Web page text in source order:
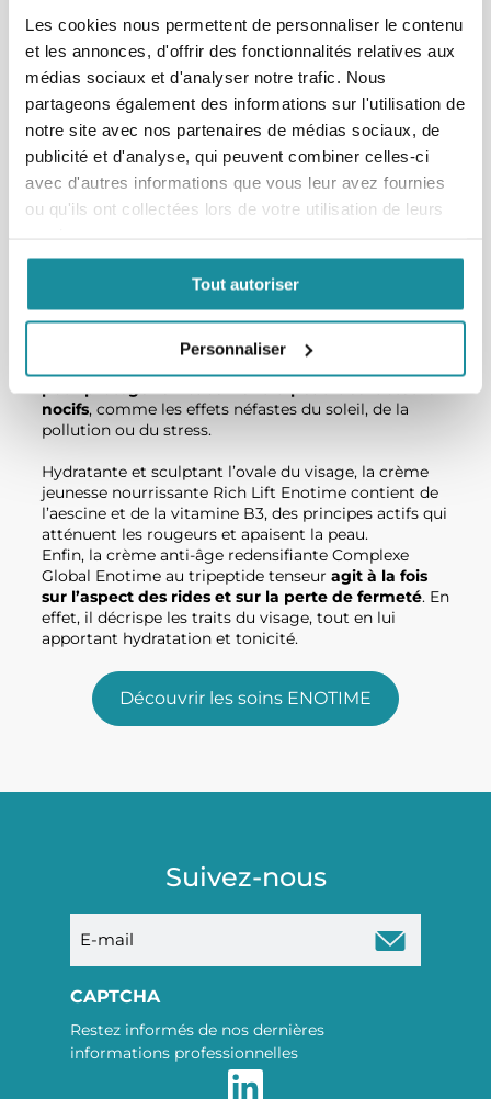
Les cookies nous permettent de personnaliser le contenu
et les annonces, d'offrir des fonctionnalités relatives aux
médias sociaux et d'analyser notre trafic. Nous
partageons également des informations sur l'utilisation de
notre site avec nos partenaires de médias sociaux, de
publicité et d'analyse, qui peuvent combiner celles-ci
avec d'autres informations que vous leur avez fournies
ou qu'ils ont collectées lors de votre utilisation de leurs
Tout autoriser
Personnaliser
plus tonique, tout en comblant les ridules.
Des soins ciblés à
l’efficacité visible
Grâce à sa formule au rétinol et aux céramides, le
sérum Star jeunesse revitalisant Enotime corrige les
réduisant les tâches pigmentaires, le sérum Star
redonne de l’éclat au teint tout en lui apportant de
l’hydratation.
Pour les peaux matures et fragiles, le sérum jeunesse
nocifs, comme les effets néfastes du soleil, de la
pollution ou du stress.
Hydratante et sculptant l’ovale du visage, la crème
jeunesse nourrissante Rich Lift Enotime contient de
l’aescine et de la vitamine B3, des principes actifs qui
atténuent les rougeurs et apaisent la peau.
Enfin, la crème anti-âge redensifiante Complexe
Global Enotime au tripeptide tenseur agit à la fois
sur l’aspect des rides et sur la perte de fermeté. En
effet, il décrispe les traits du visage, tout en lui
apportant hydratation et tonicité.
Découvrir les soins ENOTIME
Suivez-nous
mail
CAPTCHA
Restez informés de nos dernières
informations professionnelles